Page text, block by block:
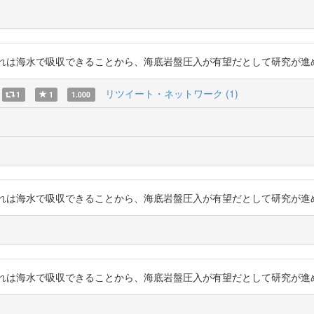
海水で吸収できることから、海底岩盤圧入が有望だとして研究が
1 1 1.000 リツイート・ネットワーク (1)
海水で吸収できることから、海底岩盤圧入が有望だとして研究が
海水で吸収できることから、海底岩盤圧入が有望だとして研究が